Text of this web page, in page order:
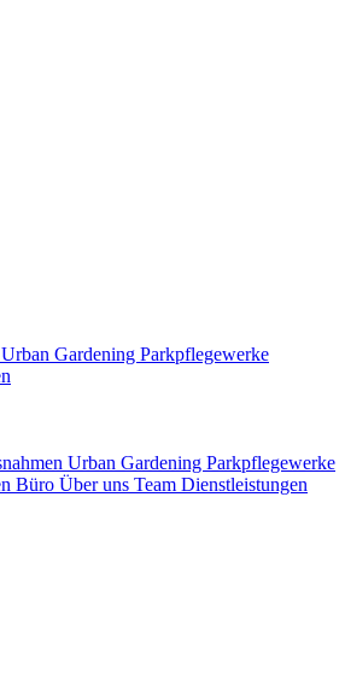
Urban Gardening Parkpflegewerke
Urban Gardening Parkpflegewerke
Büro Über uns Team Dienstleistungen